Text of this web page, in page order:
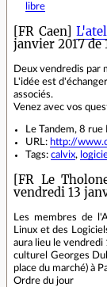
libre
[FR Caen]
janvier 2017 de
Deux vendredis par
L'idée est
associés.
Venez avec vos
Le Tandem, 8
URL: http://
Tags: calvix,
[FR Le
vendredi 13
Les membres de
Linux et des
aura lieu le
culturel Georges
place du marché) à
Ordre du jour